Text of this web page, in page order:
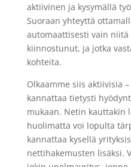
aktiivinen ja kysymällä
Suoraan yhteyttä
automaattisesti vain
kiinnostunut, ja jotka
kohteita.
Olkaamme siis aktiivisia
kannattaa tietysti
mukaan. Netin kauttakin
huolimatta voi lopulta
kannattaa kysellä
nettihakemusten lisäksi.